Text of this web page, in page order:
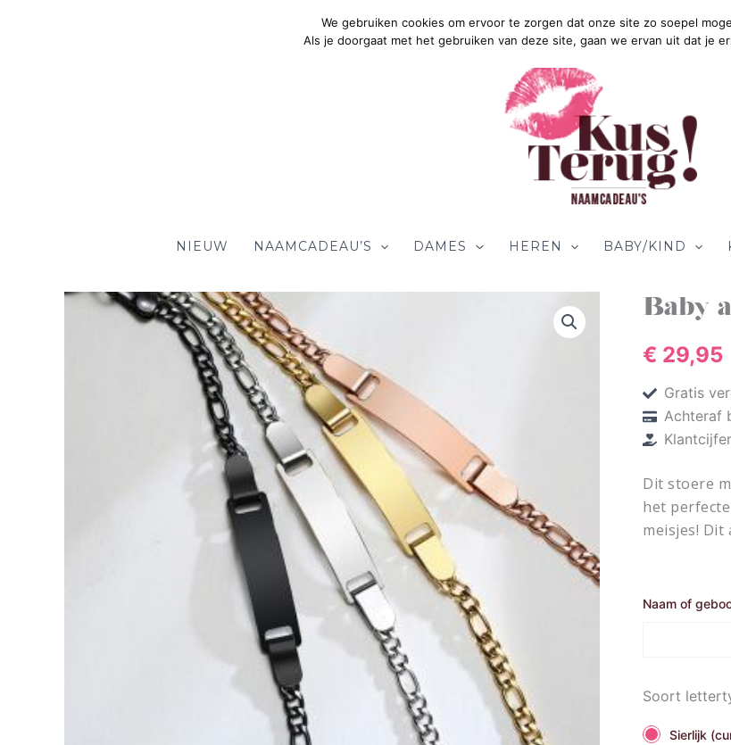
NIEUW NAAMCADEAU’S DAMES HEREN BABY/KIND
Baby
€ 29,95
Gratis
Achteraf
Dit stoere
het
meisjes!
Naam of
Soort
Sierlijk
Baby
armbandje
naam
We gebruiken cookies om ervoor te zorgen dat onze site zo soepel
Als je doorgaat met het gebruiken van deze site, gaan we ervan uit dat je